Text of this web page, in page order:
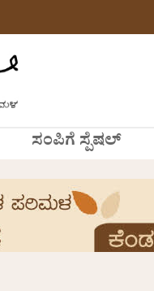
ಸಂಪಿಗೆ ಸ್ಪೆಷಲ್